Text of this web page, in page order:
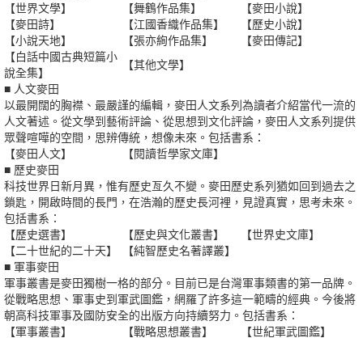
【世界文學】
【舞鶴作品集】
【麥田小說】
【麥田詩】
【江國香織作品集】
【歷史小說】
【小說天地】
【張亦絢作品集】
【麥田傳記】
【白話中國古典短篇小
說全集】
【其他文學】
■ 人文麥田
以最開闊的胸襟、最嚴謹的編輯，麥田人文系列為讀者介紹當代一流的
人文著述。從文學到藝術評論、從思想到文化評論，麥田人文系列提供
眾聲喧嘩的空間，思辨傳統，想像未來。包括書系：
【麥田人文】
【閱讀哲學家文庫】
■ 歷史麥田
科技世界日新月異，惟有歷史亙久不變。麥田歷史系列猶如回到過去之
鎖匙，開啟時間的長門，在浩瀚的歷史長河裡，見證真實，思考未來。
包括書系：
【歷史選書】
【歷史與文化叢書】
【世界史文庫】
【二十世紀的二十天】
【純智歷史名著譯叢】
■ 軍事麥田
軍事叢書是麥田獨樹一格的部分。目前已是台灣軍事類書的第一品牌。
從戰略思想、軍事史到軍武圖鑑，網羅了許多這一範疇的經典。今後將
朝高科技軍事及國防安全的出版方向持續努力。包括書系：
【軍事叢書】
【戰略思想叢書】
【世紀軍武圖鑑】